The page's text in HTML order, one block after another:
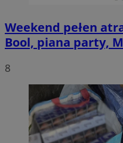
Weekend pełen
Bool, piana party,
8